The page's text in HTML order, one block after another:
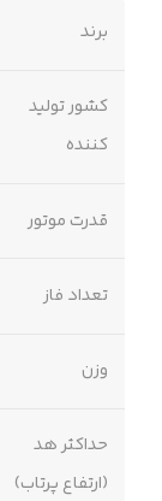
برند
کشور تولید
کننده
قدرت موتور
تعداد فاز
وزن
حداکثر هد
(ارتفاع پرتاب)